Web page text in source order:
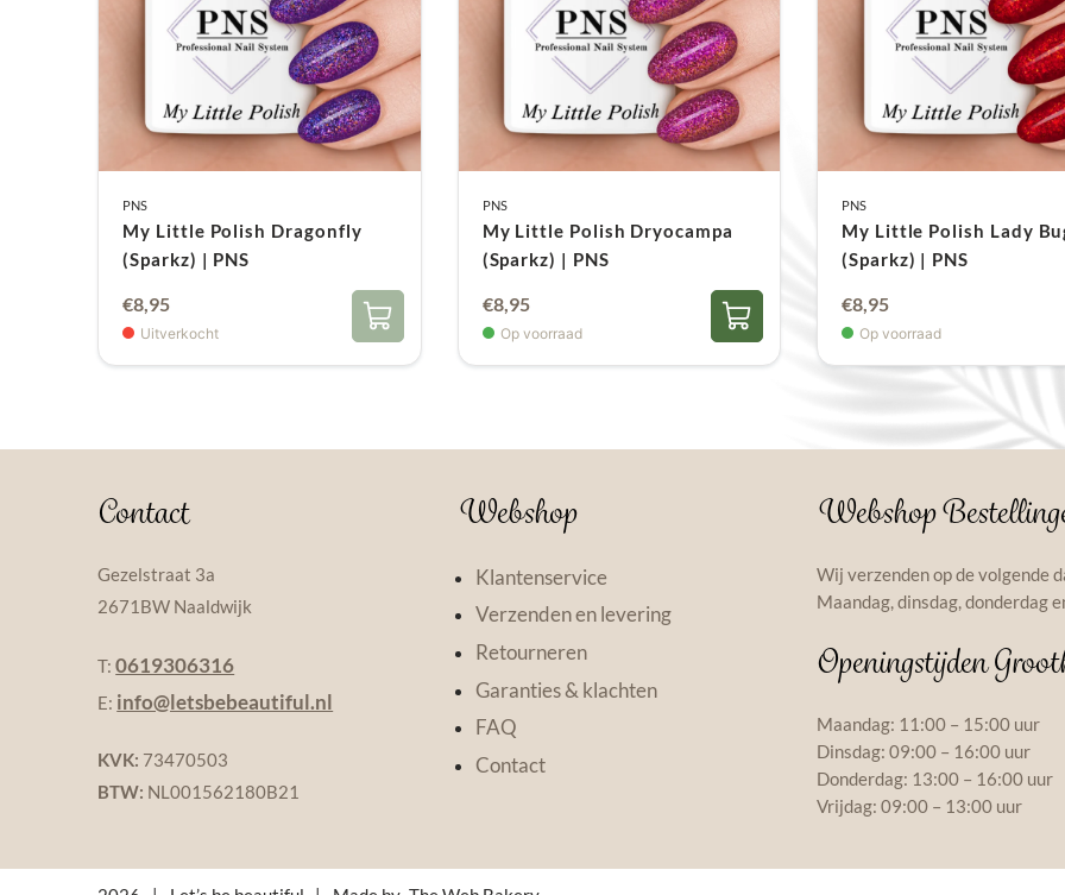
PNS
My Little Polish Dragonfly
(Sparkz) | PNS
€8,95
Uitverkocht
PNS
My Little Polish Dryocampa
(Sparkz) | PNS
€8,95
Op voorraad
PNS
My Little Polish Lady
(Sparkz) | PNS
€8,95
Op voorraad
Contact
Gezelstraat 3a
2671BW Naaldwijk
T:0619306316
E: info@letsbebeautiful.nl
KVK: 73470503
BTW: NL001562180B21
Webshop
Klantenservice
Verzenden en levering
Retourneren
Garanties & klachten
FAQ
Contact
Webshop
Wij verzenden op de volgende
Maandag, dinsdag, donderdag
Openingstijden
Maandag: 11:00 – 15:00 uur
Dinsdag: 09:00 – 16:00 uur
Donderdag: 13:00 – 16:00 uur
Vrijdag: 09:00 – 13:00 uur